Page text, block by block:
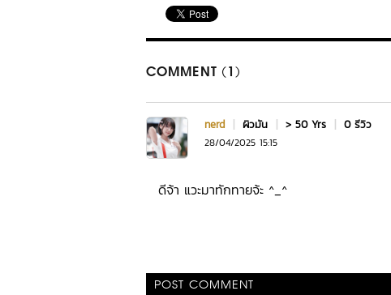
COMMENT (1)
nerd | ผิวมัน | > 50 Yrs | 0 รีวิว
28/04/2025 15:15
ดีจ้า แวะมาทักทายจ้ะ ^_^
POST COMMENT